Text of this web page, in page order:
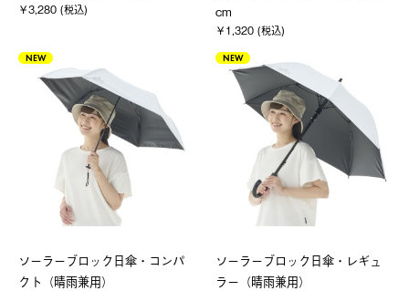
￥3,280 (税込)
cm
￥1,320 (税込)
NEW
ソーラーブロック日傘・コンパ
クト（晴雨兼用）
NEW
ソーラーブロック日傘・レギュ
ラー（晴雨兼用）